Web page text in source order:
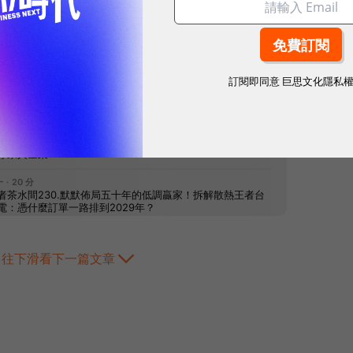
往下滑看下一篇文章
訂閱即同意 巨思文化隱私